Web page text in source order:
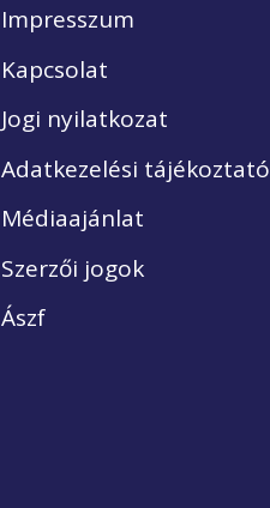
Impresszum
Kapcsolat
Jogi nyilatkozat
Adatkezelési tájékoztató
Médiaajánlat
Szerzői jogok
Ászf